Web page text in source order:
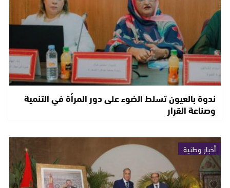
ندوة بالعيون تسلط الضوء على دور المرأة في التنمية
وصناعة القرار
أخبار وطنية